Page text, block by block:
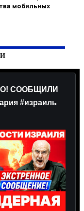
мобильных